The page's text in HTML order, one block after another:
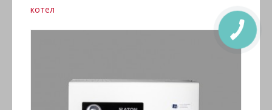
котел